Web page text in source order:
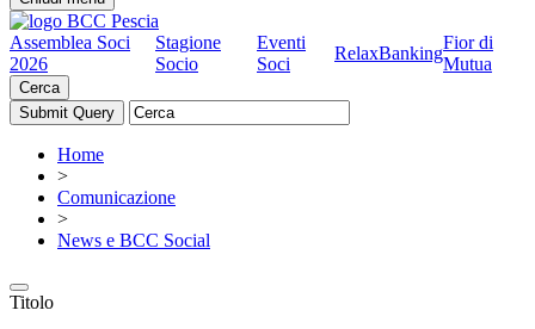
Assemblea Soci
2026
Stagione
Socio
Eventi
Soci
RelaxBanking
Fior di
Mutua
Cerca
Home
>
Comunicazione
>
News e BCC Social
Titolo